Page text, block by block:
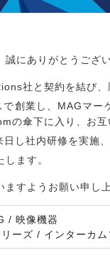
にありがとうござい
社と契約を結び、
創業し、MAGマ
傘下に入り、お
し社内研修を実施
ます。
すようお願い申し上
/ 映像機器
ーズ / インターカム